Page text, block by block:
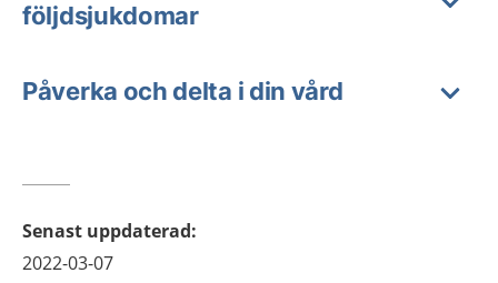
följdsjukdomar
Påverka och delta i din vård
Senast uppdaterad:
2022-03-07